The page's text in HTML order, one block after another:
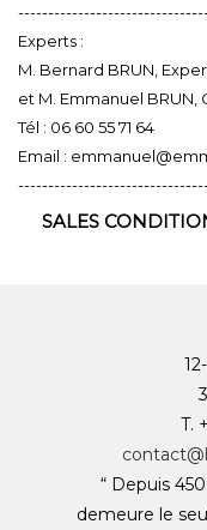
Experts :
M. Bernard BRUN,
et M. Emmanuel
Tél : 06 60 55 71 64
Email :
SALES
T.
“ Depuis
demeure le